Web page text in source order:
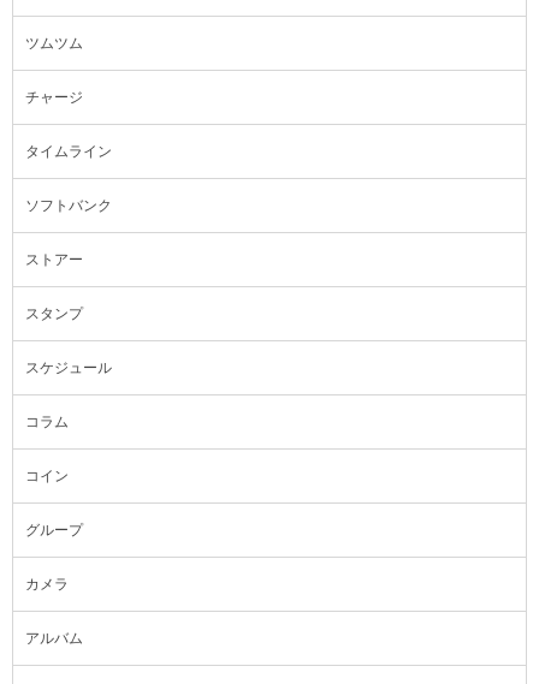
ツムツム
チャージ
タイムライン
ソフトバンク
ストアー
スタンプ
スケジュール
コラム
コイン
グループ
カメラ
アルバム